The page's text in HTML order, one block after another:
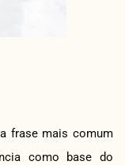
frase mais comum
como base do